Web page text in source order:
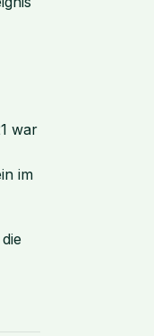
war
im